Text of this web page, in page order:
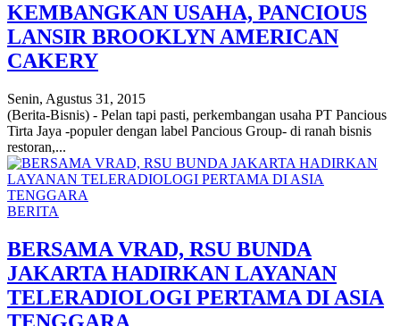
KEMBANGKAN USAHA, PANCIOUS
LANSIR BROOKLYN AMERICAN
CAKERY
Senin, Agustus 31, 2015
(Berita-Bisnis) - Pelan tapi pasti, perkembangan usaha PT Pancious
Tirta Jaya -populer dengan label Pancious Group- di ranah bisnis
restoran,...
BERITA
BERSAMA VRAD, RSU BUNDA
JAKARTA HADIRKAN LAYANAN
TELERADIOLOGI PERTAMA DI ASIA